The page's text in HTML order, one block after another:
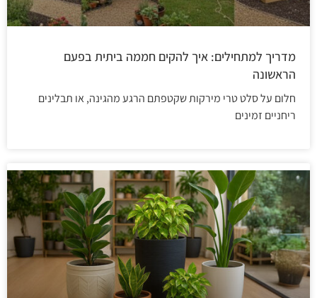
מדריך למתחילים: איך להקים חממה ביתית בפעם
הראשונה
חלום על סלט טרי מירקות שקטפתם הרגע מהגינה, או תבלינים
ריחניים זמינים